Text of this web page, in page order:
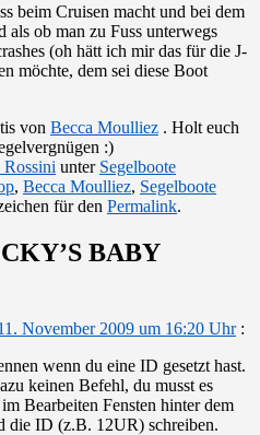
beim Cruisen macht und bei dem
als ob man zu Fuss unterwegs
(oh hätt ich mir das für die J-
möchte, dem sei diese Boot
von Becca Moulliez . Holt euch
:)
unter Segelboote
, Becca Moulliez, Segelboote
für den Permalink.
BABY
November 2009 um 16:20 Uhr :
wenn du eine ID gesetzt hast.
keinen Befehl, du musst es
Bearbeiten Fensten hinter dem
die ID (z.B. 12UR) schreiben.